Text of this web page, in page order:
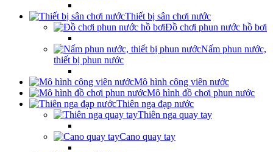
Thiết bị sân chơi nước
Đồ chơi phun nước hồ bơi
Nấm phun nước,
thiết bị phun nước
Mô hình công viên nước
Mô hình đồ chơi phun nước
Thiên nga đạp nước
Thiên nga quay tay
Cano quay tay